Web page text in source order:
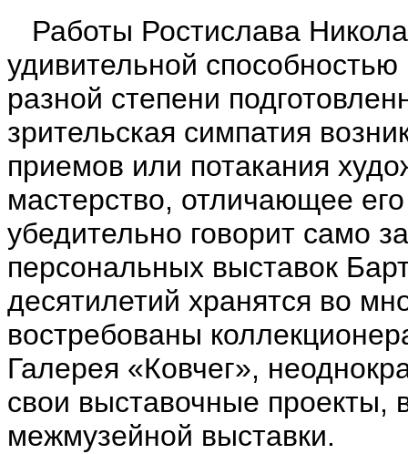
Работы Ростислава
удивительной способностью
разной степени
зрительская симпатия
приемов или потакания
мастерство, отличающее
убедительно говорит само
персональных выставок
десятилетий хранятся во
востребованы
Галерея «Ковчег»,
свои выставочные
межмузейной выставки.